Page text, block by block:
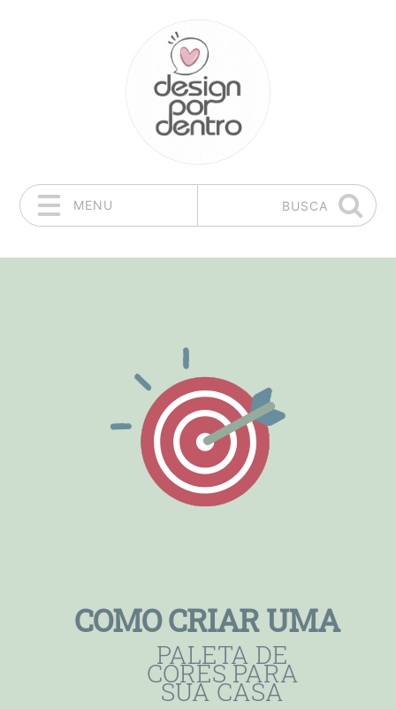
MENU BUSCA
COMO CRIAR UMA
PALETA DE
CORES PARA
SUA CASA